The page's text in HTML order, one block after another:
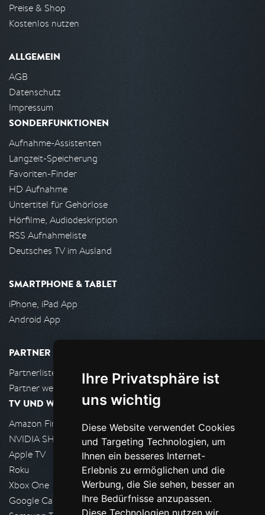
Ihre Privatsphäre ist
uns wichtig
Diese Website verwendet Cookies
und Targeting Technologien, um
Ihnen ein besseres Internet-
Erlebnis zu ermöglichen und die
Werbung, die Sie sehen, besser an
Ihre Bedürfnisse anzupassen.
Diese Technologien nutzen wir
Preise & Shop
Kostenlos nutzen
ALLGEMEIN
AGB
Datenschutz
Impressum
SONDERFUNKTIONEN
Aufnahme-Assistenten
Langzeit-Speicherung
Favoriten-Finder
HD Aufnahme
Untertitel für Gehörlose
Hörfilme, Audiodeskription
RSS Aufnahmeliste
Deutsches TV im Ausland
SMARTPHONE & TABLET
iPhone, iPad App
Android App
PARTNER
Partnerliste
Partner werden
TV UND WOHNZIMMER
Amazon FireTV
NVIDIA SHIELD, Google TV
Apple TV
Roku
Xbox One
Google Cast